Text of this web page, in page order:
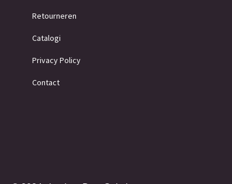
Retourneren
Catalogi
Privacy Policy
Contact